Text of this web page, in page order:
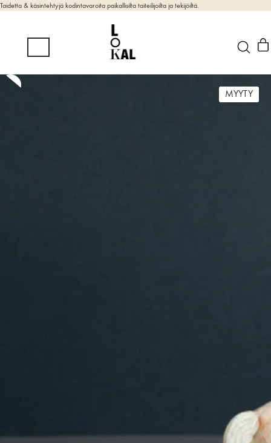
Taidetta & käsintehtyjä kodintavaroita paikallisilta taiteilijoilta ja tekijöiltä.
MYYTY